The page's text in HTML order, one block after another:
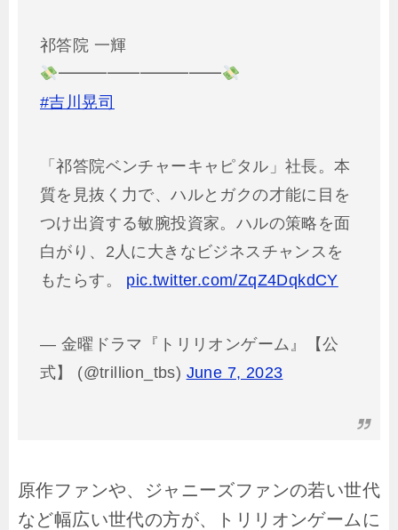
祁答院 一輝
━━━━━━━━━━
#吉川晃司
「祁答院ベンチャーキャピタル」社長。本
質を見抜く力で、ハルとガクの才能に目を
つけ出資する敏腕投資家。ハルの策略を面
白がり、2人に大きなビジネスチャンスを
もたらす。 pic.twitter.com/ZqZ4DqkdCY
— 金曜ドラマ『トリリオンゲーム』【公
式】 (@trillion_tbs) June 7, 2023
原作ファンや、ジャニーズファンの若い世代
など幅広い世代の方が、トリリオンゲームに